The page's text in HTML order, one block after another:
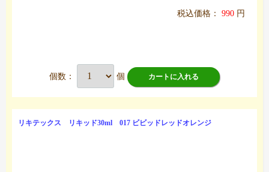
税込価格： 990 円
個数： 個 カートに入れる
リキテックス リキッド30ml 017 ビビッドレッドオレンジ